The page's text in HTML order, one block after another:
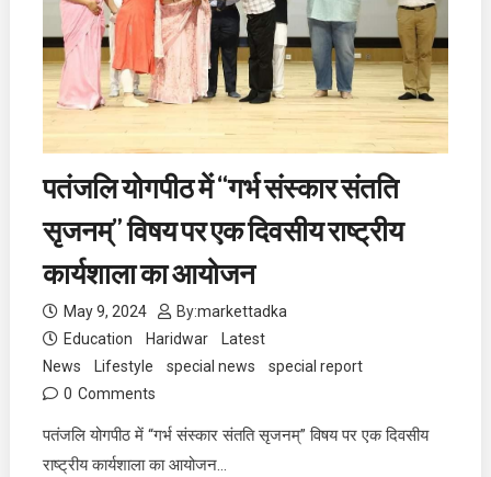
पतंजलि योगपीठ में “गर्भ संस्कार संतति
सृजनम्” विषय पर एक दिवसीय राष्ट्रीय
कार्यशाला का आयोजन
May 9, 2024 By:markettadka
Education
Haridwar
Latest
News
Lifestyle special news
special report
0 Comments
पतंजलि योगपीठ में “गर्भ संस्कार संतति सृजनम्” विषय पर एक दिवसीय
राष्ट्रीय कार्यशाला का आयोजन…